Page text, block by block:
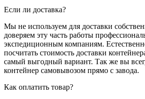
Если ли доставка?
Мы не используем для доставки
доверяем эту часть работы
экспедиционным компаниям.
посчитать стоимость доставки
самый выгодный вариант. Так же вы
контейнер самовывозом прямо с завода.
Как оплатить товар?